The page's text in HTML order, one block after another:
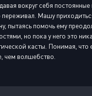
вокруг себя
переживал. Машу
пытаясь помочь ему
но пока у него это
касты. Понимая,
чем волшебство.